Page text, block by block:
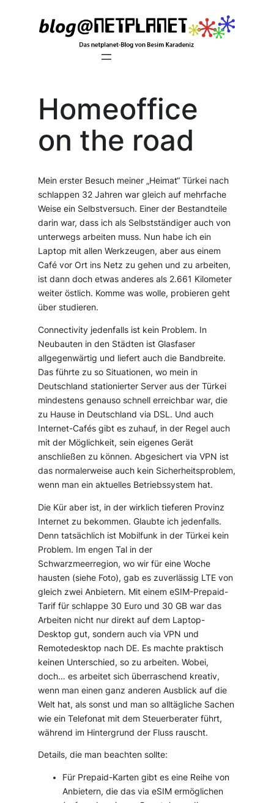
Homeoffice
on the road
Mein erster Besuch meiner „Heimat“ Türkei nach
schlappen 32 Jahren war gleich auf mehrfache
Weise ein Selbstversuch. Einer der Bestandteile
darin war, dass ich als Selbstständiger auch von
unterwegs arbeiten muss. Nun habe ich ein
Laptop mit allen Werkzeugen, aber aus einem
Café vor Ort ins Netz zu gehen und zu arbeiten,
ist dann doch etwas anderes als 2.661 Kilometer
weiter östlich. Komme was wolle, probieren geht
über studieren.
Connectivity jedenfalls ist kein Problem. In
Neubauten in den Städten ist Glasfaser
allgegenwärtig und liefert auch die Bandbreite.
Das führte zu so Situationen, wo mein in
Deutschland stationierter Server aus der Türkei
mindestens genauso schnell erreichbar war, die
zu Hause in Deutschland via DSL. Und auch
Internet-Cafés gibt es zuhauf, in der Regel auch
mit der Möglichkeit, sein eigenes Gerät
anschließen zu können. Abgesichert via VPN ist
das normalerweise auch kein Sicherheitsproblem,
wenn man ein aktuelles Betriebssystem hat.
Die Kür aber ist, in der wirklich tieferen Provinz
Internet zu bekommen. Glaubte ich jedenfalls.
Denn tatsächlich ist Mobilfunk in der Türkei kein
Problem. Im engen Tal in der
Schwarzmeerregion, wo wir für eine Woche
hausten (siehe Foto), gab es zuverlässig LTE von
gleich zwei Anbietern. Mit einem eSIM-Prepaid-
Tarif für schlappe 30 Euro und 30 GB war das
Arbeiten nicht nur direkt auf dem Laptop-
Desktop gut, sondern auch via VPN und
Remotedesktop nach DE. Es machte praktisch
keinen Unterschied, so zu arbeiten. Wobei,
doch… es arbeitet sich überraschend kreativ,
wenn man einen ganz anderen Ausblick auf die
Welt hat, als sonst und man so alltägliche Sachen
wie ein Telefonat mit dem Steuerberater führt,
während im Hintergrund der Fluss rauscht.
Details, die man beachten sollte:
Für Prepaid-Karten gibt es eine Reihe von
Anbietern, die das via eSIM ermöglichen